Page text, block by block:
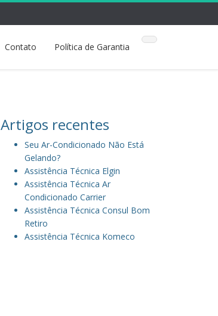
Contato Política de Garantia
Artigos recentes
Seu Ar-Condicionado Não Está
Gelando?
Assistência Técnica Elgin
Assistência Técnica Ar
Condicionado Carrier
Assistência Técnica Consul Bom
Retiro
Assistência Técnica Komeco